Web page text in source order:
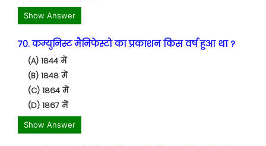
Show Answer
70. कम्युनिस्ट मैनिफेस्टो का प्रकाशन किस वर्ष हुआ था ?
(A) 1844 में
(B) 1848 में
(C) 1864 में
(D) 1867 में
Show Answer